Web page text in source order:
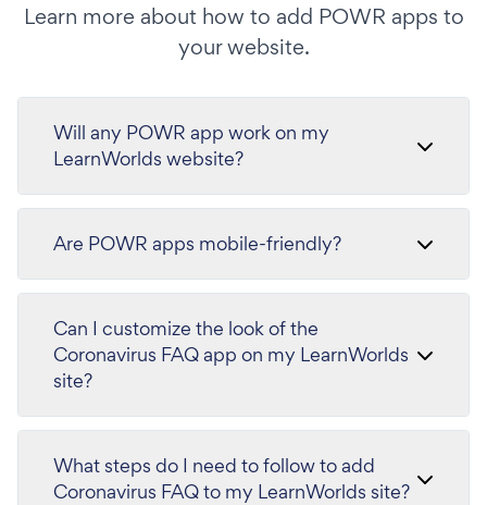
Learn more about how to add POWR apps to
your website.
Will any POWR app work on my
LearnWorlds website?
Are POWR apps mobile-friendly?
Can I customize the look of the
Coronavirus FAQ app on my LearnWorlds
site?
What steps do I need to follow to add
Coronavirus FAQ to my LearnWorlds site?